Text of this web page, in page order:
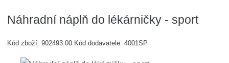
Náhradní náplň do lékárničky - sport
Kód zboží:902493.00 Kód dodavatele:4001SP